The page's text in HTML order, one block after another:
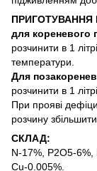
для кореневого
розчинити в 1
температури.
Для
розчинити в 1
При прояві
розчину
СКЛАД:
N-17%, P2O5-
Cu-0.005%.